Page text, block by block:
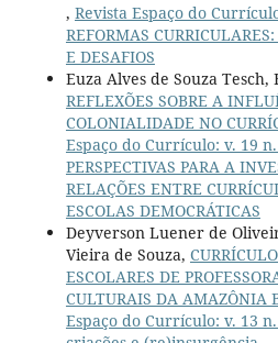
, Revista Espaço do
REFORMAS
E DESAFIOS
Euza Alves de Souza Tesch,
REFLEXÕES SOBRE A
COLONIALIDADE NO
Espaço do Currículo: v. 19
PERSPECTIVAS PARA A
RELAÇÕES ENTRE
ESCOLAS DEMOCRÁTICAS
Deyverson Luener de
Vieira de Souza,
ESCOLARES DE
CULTURAIS DA AMAZÔNIA
Espaço do Currículo: v. 13 n.